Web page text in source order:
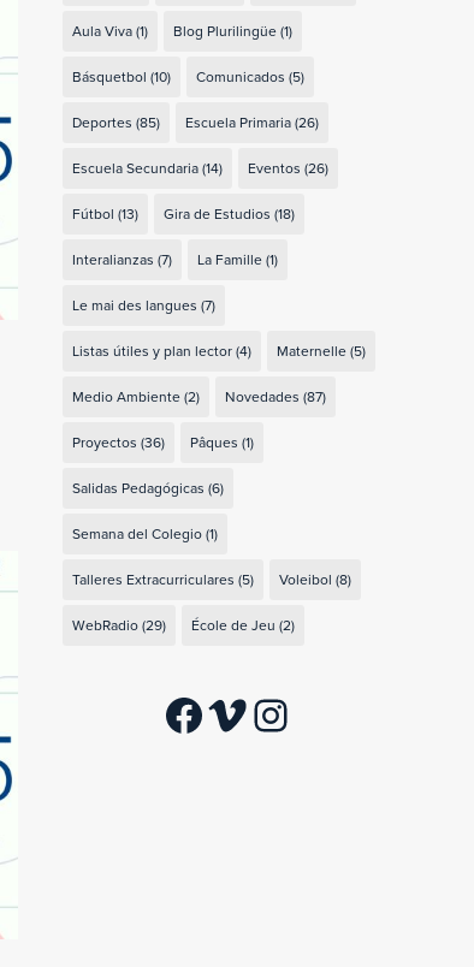
Aula Viva(1) Blog Plurilingüe(1)
Básquetbol (10) Comunicados (5)
Deportes (85) Escuela Primaria(26)
Escuela Secundaria(14) Eventos (26)
Fútbol (13) Gira de Estudios (18)
Interalianzas (7) La Famille(1)
Le mai des langues (7)
Listas útiles y plan lector(4) Maternelle(5)
Medio Ambiente(2) Novedades (87)
Proyectos (36) Pâques (1)
Salidas Pedagógicas (6)
Semana del Colegio(1)
Talleres Extracurriculares (5) Voleibol (8)
WebRadio(29) École de Jeu (2)
Facebook
VimeoInstagram